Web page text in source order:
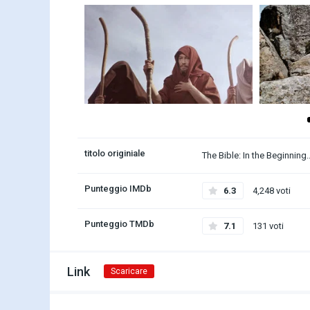
titolo originiale The Bible: In the
Punteggio IMDb 6.3 4,248 voti
Punteggio TMDb 7.1 131 voti
Link Scaricare